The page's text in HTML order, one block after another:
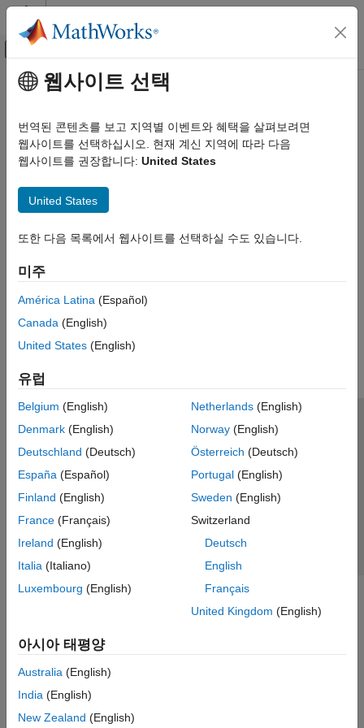
콘텐츠로 바로 가기
오프캔버스 탐색 메뉴 토글
문서 홈
주요 콘텐츠
웹사이트 선택
번역된 콘텐츠를 보고 지역별 이벤트와 혜택을 살펴보려면
웹사이트를 선택하십시오. 현재 계신 지역에 따라 다음
웹사이트를 권장합니다: United States
United States
또한 다음 목록에서 웹사이트를 선택하실 수도 있습니다.
미주
América Latina (Español)
Canada (English)
United States (English)
유럽
Belgium (English)
Denmark (English)
Deutschland (Deutsch)
España (Español)
Finland (English)
France (Français)
Ireland (English)
Italia (Italiano)
Luxembourg (English)
Netherlands(English)
Norway(English)
Österreich (Deutsch)
Portugal(English)
Sweden (English)
Switzerland
Deutsch
English
Français
United Kingdom (English)
아시아 태평양
Australia (English)
India (English)
New Zealand (English)
신뢰 센터 등록 상표 개인정보 취급방침
불법 복제 방지
애플리케이션 상태
© 1994-2026 The MathWorks, Inc.